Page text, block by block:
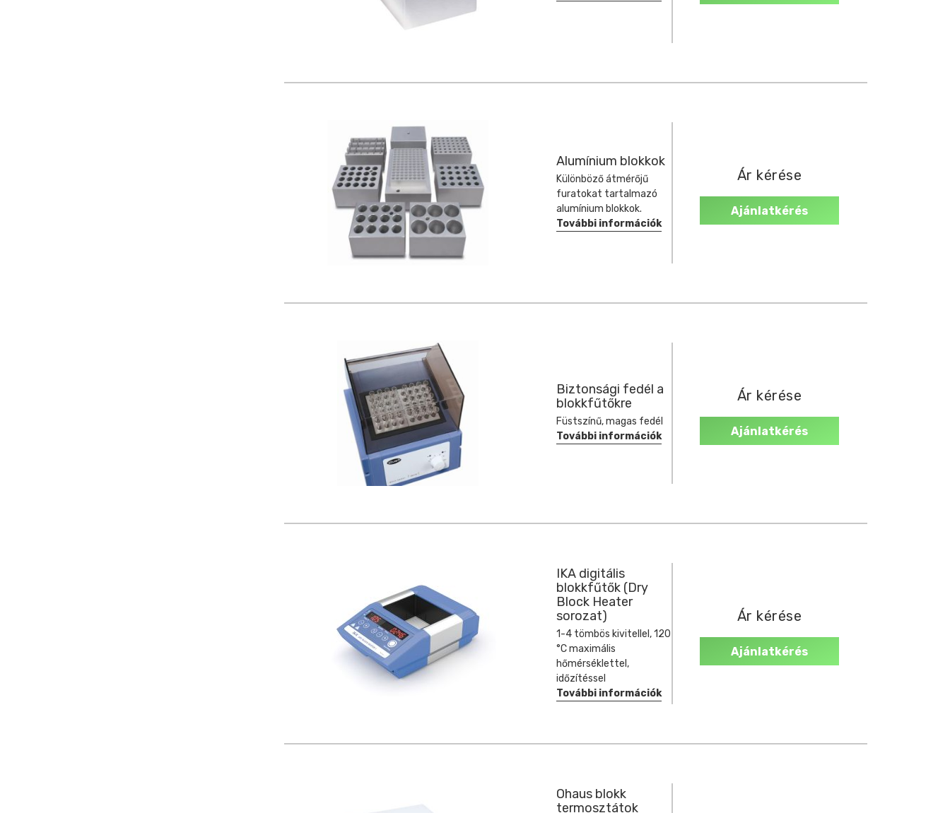
Alumínium blokkok
Különböző átmérőjű
furatokat tartalmazó
alumínium blokkok.
További információk
Ár kérése
Ajánlatkérés
Biztonsági fedél a
blokkfűtőkre
Füstszínű, magas fedél
További információk
Ár kérése
Ajánlatkérés
IKA digitális
blokkfűtők (Dry
Block Heater
sorozat)
1-4 tömbös kivitellel, 120
°C maximális
hőmérséklettel,
időzítéssel
További információk
Ár kérése
Ajánlatkérés
Ohaus blokk
termosztátok